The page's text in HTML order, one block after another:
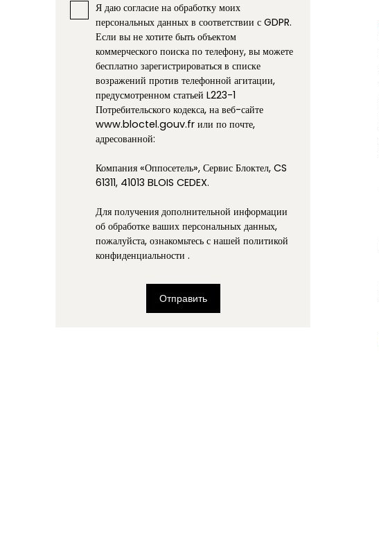
Я даю согласие на обработку моих
персональных данных в соответствии с GDPR.
Если вы не хотите быть объектом
коммерческого поиска по телефону, вы можете
бесплатно зарегистрироваться в списке
возражений против телефонной агитации,
предусмотренном статьей L223-1
Потребительского кодекса, на веб-сайте
www.bloctel.gouv.fr или по почте,
адресованной:
Компания «Оппосетель», Сервис Блоктел, CS
61311, 41013 BLOIS CEDEX.
Для получения дополнительной информации
об обработке ваших персональных данных,
пожалуйста, ознакомьтесь с нашей политикой
конфиденциальности .
Отправить